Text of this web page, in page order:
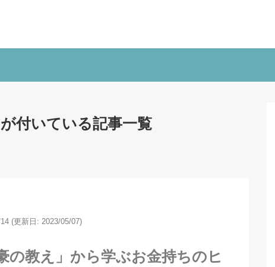
付いている記事一覧
(更新日: 2023/05/07)
の教え」から学ぶお金持ちのヒ